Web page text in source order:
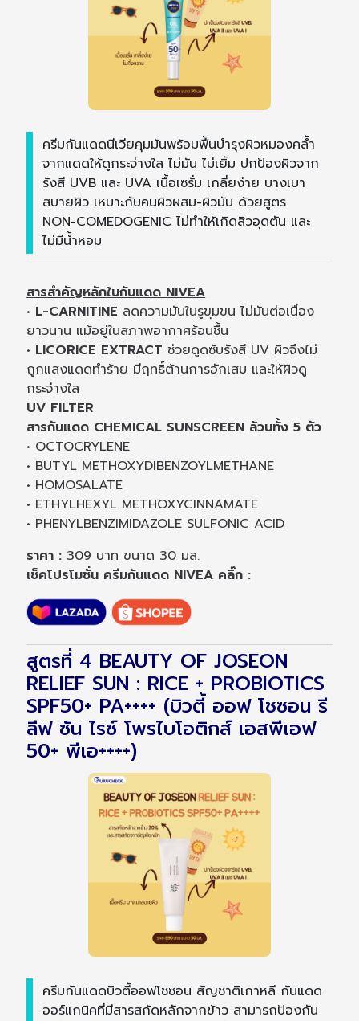
ครีมกันแดดนีเวียคุมมันพร้อมฟื้นบำรุงผิวหมองคล้ำ
จากแดดให้ดูกระจ่างใส ไม่มัน ไม่เยิ้ม ปกป้องผิวจาก
รังสี UVB และ UVA เนื้อเซรั่ม เกลี่ยง่าย บางเบา
สบายผิว เหมาะกับคนผิวผสม-ผิวมัน ด้วยสูตร
NON-COMEDOGENIC ไม่ทำให้เกิดสิวอุดตัน และ
ไม่มีน้ำหอม
สารสำคัญหลักในกันแดด NIVEA
• L-CARNITINE ลดความมันในรูขุมขน ไม่มันต่อเนื่อง
ยาวนาน แม้อยู่ในสภาพอากาศร้อนชื้น
• LICORICE EXTRACT ช่วยดูดซับรังสี UV ผิวจึงไม่
ถูกแสงแดดทำร้าย มีฤทธิ์ต้านการอักเสบ และให้ผิวดู
กระจ่างใส
UV FILTER
สารกันแดด CHEMICAL SUNSCREEN ล้วนทั้ง 5 ตัว
• OCTOCRYLENE
• BUTYL METHOXYDIBENZOYLMETHANE
• HOMOSALATE
• ETHYLHEXYL METHOXYCINNAMATE
• PHENYLBENZIMIDAZOLE SULFONIC ACID
ราคา : 309 บาท ขนาด 30 มล.
เช็คโปรโมชั่น ครีมกันแดด NIVEA คลิ๊ก :
สูตรที่ 4 BEAUTY OF JOSEON
RELIEF SUN : RICE + PROBIOTICS
SPF50+ PA++++ (บิวตี้ ออฟ โชซอน รี
ลีฟ ซัน ไรซ์ โพรไบโอติกส์ เอสพีเอฟ
50+ พีเอ++++)
ครีมกันแดดบิวตี้ออฟโชซอน สัญชาติเกาหลี กันแดด
ออร์แกนิคที่มีสารสกัดหลักจากข้าว สามารถป้องกัน